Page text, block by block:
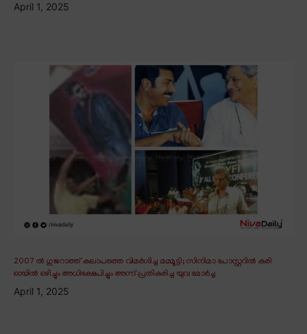
April 1, 2025
2007 ൽ ഗുജറാത്ത് കലാപത്തെ വിമർശിച്ച മമ്മൂട്ടി; സിനിമാ പോസ്റ്ററിൽ കരി
ഓയിൽ ഒഴിച്ചും അധിക്ഷേപിച്ചും അന്ന് പ്രതികരിച്ച യുവ മോർച്ച
April 1, 2025